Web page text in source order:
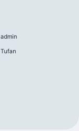
admin
Tufan